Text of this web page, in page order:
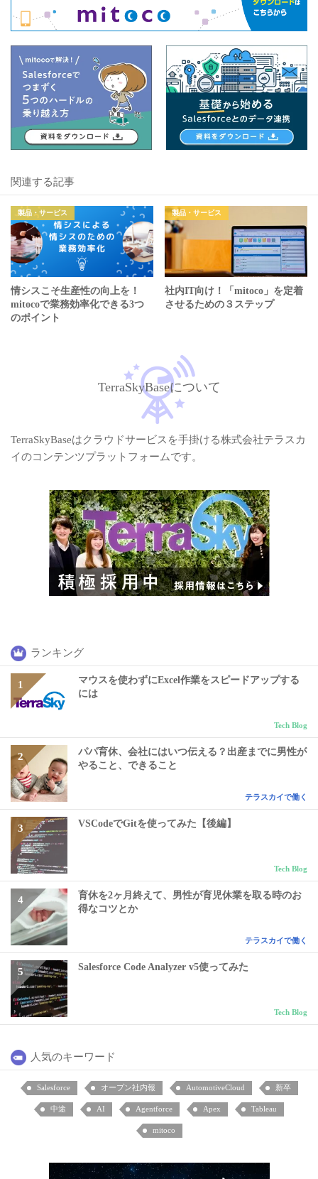
関連する記事
製品・サービス
情シスこそ生産性の向上を！
mitocoで業務効率化できる3つ
のポイント
製品・サービス
社内IT向け！「mitoco」を定着
させるための３ステップ
TerraSkyBaseについて
TerraSkyBaseはクラウドサービスを手掛ける株式会社テラスカ
イのコンテンツプラットフォームです。
ランキング
マウスを使わずにExcel作業をスピードアップする
には
Tech Blog
パパ育休、会社にはいつ伝える？出産までに男性が
やること、できること
テラスカイで働く
VSCodeでGitを使ってみた【後編】
Tech Blog
育休を2ヶ月終えて、男性が育児休業を取る時のお
得なコツとか
テラスカイで働く
Salesforce Code Analyzer v5使ってみた
Tech Blog
人気のキーワード
Salesforce オープン社内報 AutomotiveCloud 新卒
中途 AI Agentforce Apex Tableau
mitoco